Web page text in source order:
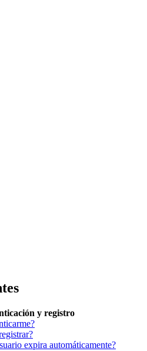
y registro
expira automáticamente?